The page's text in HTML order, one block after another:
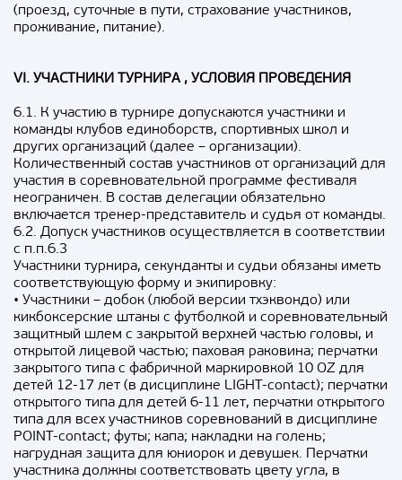
(проезд, суточные в пути, страхование участников,
проживание, питание).
VI. УЧАСТНИКИ ТУРНИРА , УСЛОВИЯ ПРОВЕДЕНИЯ
6.1. К участию в турнире допускаются участники и
команды клубов единоборств, спортивных школ и
других организаций (далее – организации).
Количественный состав участников от организаций для
участия в соревновательной программе фестиваля
неограничен. В состав делегации обязательно
включается тренер-представитель и судья от команды.
6.2. Допуск участников осуществляется в соответствии
с п.п.6.3
Участники турнира, секунданты и судьи обязаны иметь
соответствующую форму и экипировку:
• Участники – добок (любой версии тхэквондо) или
кикбоксерские штаны с футболкой и соревновательный
защитный шлем с закрытой верхней частью головы, и
открытой лицевой частью; паховая раковина; перчатки
закрытого типа с фабричной маркировкой 10 OZ для
детей 12-17 лет (в дисциплине LIGHT-contact); перчатки
открытого типа для детей 6-11 лет, перчатки открытого
типа для всех участников соревнований в дисциплине
POINT-contact; футы; капа; накладки на голень;
нагрудная защита для юниорок и девушек. Перчатки
участника должны соответствовать цвету угла, в